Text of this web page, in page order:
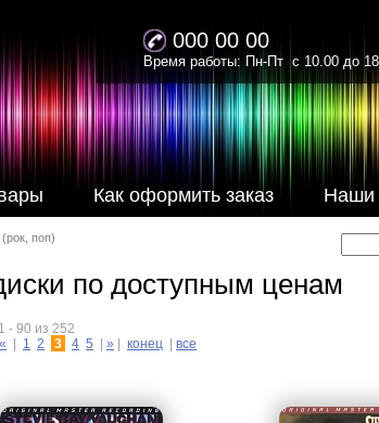
000 00 00
Время работы: Пн-Пт с 10.00 до
Как оформить заказ Наши
поп)
по доступным ценам
- 90 из 252
«
1 2 3 4 5 » конец все